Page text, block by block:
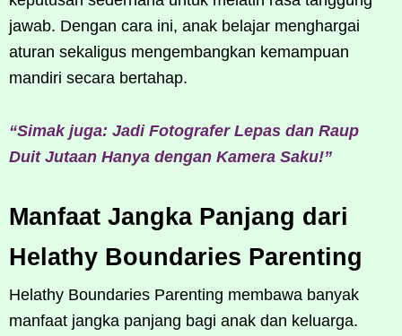
jawab. Dengan cara ini, anak belajar menghargai
aturan sekaligus mengembangkan kemampuan
mandiri secara bertahap.
“Simak juga: Jadi Fotografer Lepas dan Raup
Duit Jutaan Hanya dengan Kamera Saku!”
Manfaat Jangka Panjang dari
Helathy Boundaries Parenting
Helathy Boundaries Parenting membawa banyak
manfaat jangka panjang bagi anak dan keluarga.